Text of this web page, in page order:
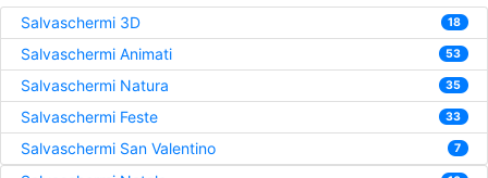
Salvaschermi 3D 18
Salvaschermi Animati 53
Salvaschermi Natura 35
Salvaschermi Feste 33
Salvaschermi San Valentino 7